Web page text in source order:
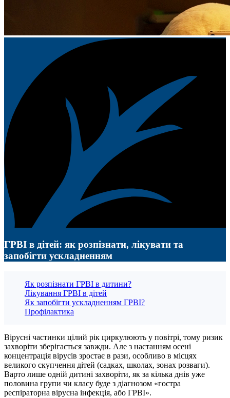
ГРВІ в дітей: як розпізнати, лікувати та
запобігти ускладненням
Як розпізнати ГРВІ в дитини?
Лікування ГРВІ в дітей
Як запобігти ускладненням ГРВІ?
Профілактика
Вірусні частинки цілий рік циркулюють у повітрі, тому ризик
захворіти зберігається завжди. Але з настанням осені
концентрація вірусів зростає в рази, особливо в місцях
великого скупчення дітей (садках, школах, зонах розваги).
Варто лише одній дитині захворіти, як за кілька днів уже
половина групи чи класу буде з діагнозом «гостра
респіраторна вірусна інфекція, або ГРВІ».